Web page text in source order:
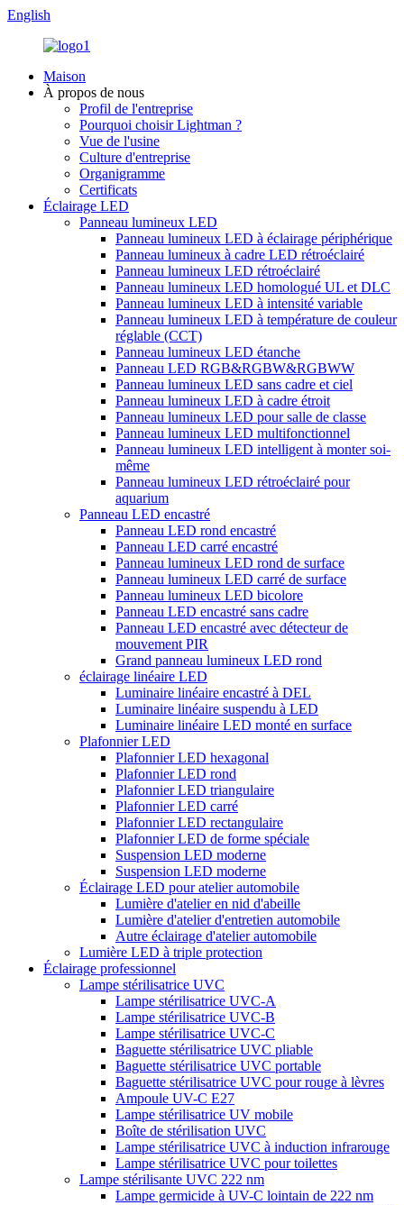
English
Maison
À propos de nous
Profil de l'entreprise
Pourquoi choisir Lightman ?
Vue de l'usine
Culture d'entreprise
Organigramme
Certificats
Éclairage LED
Panneau lumineux LED
Panneau lumineux LED à éclairage périphérique
Panneau lumineux à cadre LED rétroéclairé
Panneau lumineux LED rétroéclairé
Panneau lumineux LED homologué UL et DLC
Panneau lumineux LED à intensité variable
Panneau lumineux LED à température de couleur
réglable (CCT)
Panneau lumineux LED étanche
Panneau LED RGB&RGBW&RGBWW
Panneau lumineux LED sans cadre et ciel
Panneau lumineux LED à cadre étroit
Panneau lumineux LED pour salle de classe
Panneau lumineux LED multifonctionnel
Panneau lumineux LED intelligent à monter soi-
même
Panneau lumineux LED rétroéclairé pour
aquarium
Panneau LED encastré
Panneau LED rond encastré
Panneau LED carré encastré
Panneau lumineux LED rond de surface
Panneau lumineux LED carré de surface
Panneau lumineux LED bicolore
Panneau LED encastré sans cadre
Panneau LED encastré avec détecteur de
mouvement PIR
Grand panneau lumineux LED rond
éclairage linéaire LED
Luminaire linéaire encastré à DEL
Luminaire linéaire suspendu à LED
Luminaire linéaire LED monté en surface
Plafonnier LED
Plafonnier LED hexagonal
Plafonnier LED rond
Plafonnier LED triangulaire
Plafonnier LED carré
Plafonnier LED rectangulaire
Plafonnier LED de forme spéciale
Suspension LED moderne
Suspension LED moderne
Éclairage LED pour atelier automobile
Lumière d'atelier en nid d'abeille
Lumière d'atelier d'entretien automobile
Autre éclairage d'atelier automobile
Lumière LED à triple protection
Éclairage professionnel
Lampe stérilisatrice UVC
Lampe stérilisatrice UVC-A
Lampe stérilisatrice UVC-B
Lampe stérilisatrice UVC-C
Baguette stérilisatrice UVC pliable
Baguette stérilisatrice UVC portable
Baguette stérilisatrice UVC pour rouge à lèvres
Ampoule UV-C E27
Lampe stérilisatrice UV mobile
Boîte de stérilisation UVC
Lampe stérilisatrice UVC à induction infrarouge
Lampe stérilisatrice UVC pour toilettes
Lampe stérilisante UVC 222 nm
Lampe germicide à UV-C lointain de 222 nm